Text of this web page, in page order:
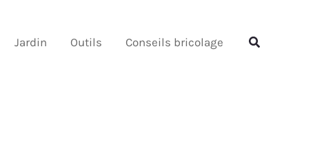
Jardin Outils Conseils bricolage Rechercher